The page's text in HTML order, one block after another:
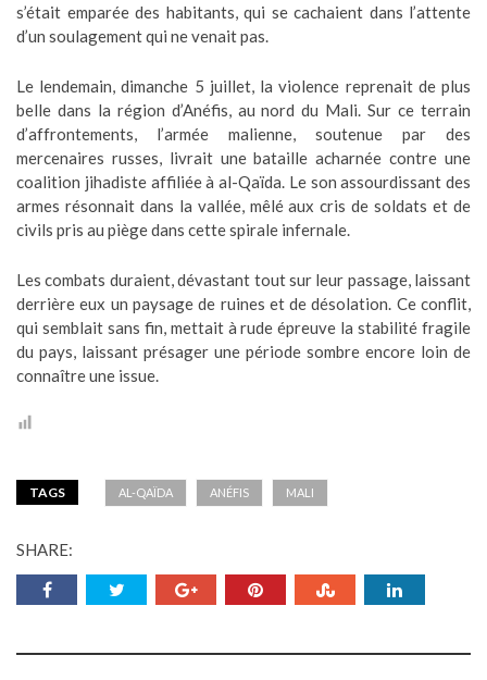
s’était emparée des habitants, qui se cachaient dans l’attente
d’un soulagement qui ne venait pas.
Le lendemain, dimanche 5 juillet, la violence reprenait de plus
belle dans la région d’Anéfis, au nord du Mali. Sur ce terrain
d’affrontements, l’armée malienne, soutenue par des
mercenaires russes, livrait une bataille acharnée contre une
coalition jihadiste affiliée à al-Qaïda. Le son assourdissant des
armes résonnait dans la vallée, mêlé aux cris de soldats et de
civils pris au piège dans cette spirale infernale.
Les combats duraient, dévastant tout sur leur passage, laissant
derrière eux un paysage de ruines et de désolation. Ce conflit,
qui semblait sans fin, mettait à rude épreuve la stabilité fragile
du pays, laissant présager une période sombre encore loin de
connaître une issue.
TAGS AL-QAÏDA ANÉFIS MALI
SHARE: